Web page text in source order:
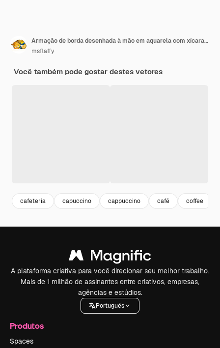
Armação de borda desenhada à mão em aquarela com xícaras de café feijão fatias de laranja gotas de suco pau de canela Isolado no fundo branco Para convites café restaurante menu de comida imprimir cartões do site
msflaffy
Você também pode gostar destes vetores
cafeteria capuccino cappuccino café coffee
A plataforma criativa para você direcionar seu melhor trabalho.
Mais de 1 milhão de assinantes entre criativos, empresas,
agências e estúdios.
Português
Produtos
Spaces